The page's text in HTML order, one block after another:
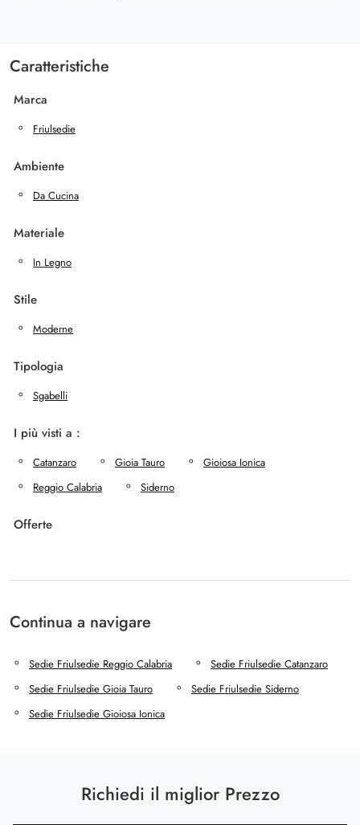
Caratteristiche
Marca
Friulsedie
Ambiente
Da Cucina
Materiale
In Legno
Stile
Moderne
Tipologia
Sgabelli
I più visti a :
Catanzaro Gioia Tauro
Gioiosa Ionica
Reggio Calabria
Siderno
Offerte
Continua a navigare
Sedie Friulsedie Reggio Calabria
Sedie Friulsedie Catanzaro
Sedie Friulsedie Gioia Tauro
Sedie Friulsedie Siderno
Sedie Friulsedie Gioiosa Ionica
Richiedi il miglior Prezzo